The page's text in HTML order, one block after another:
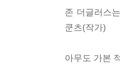
살해하며 변
저자 역시 처
이상의 어린
존 더글러스
쿤츠(작가)
아무도 가본